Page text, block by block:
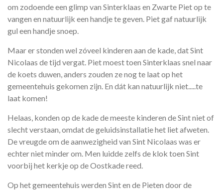
om zodoende een glimp van Sinterklaas en Zwarte Piet op te
vangen en natuurlijk een handje te geven. Piet gaf natuurlijk
gul een handje snoep.
Maar er stonden wel zóveel kinderen aan de kade, dat Sint
Nicolaas de tijd vergat. Piet moest toen Sinterklaas snel naar
de koets duwen, anders zouden ze nog te laat op het
gemeentehuis gekomen zijn. En dát kan natuurlijk niet.....te
laat komen!
Helaas, konden op de kade de meeste kinderen de Sint niet of
slecht verstaan, omdat de geluidsinstallatie het liet afweten.
De vreugde om de aanwezigheid van Sint Nicolaas was er
echter niet minder om. Men luidde zelfs de klok toen Sint
voorbij het kerkje op de Oostkade reed.
Op het gemeentehuis werden Sint en de Pieten door de